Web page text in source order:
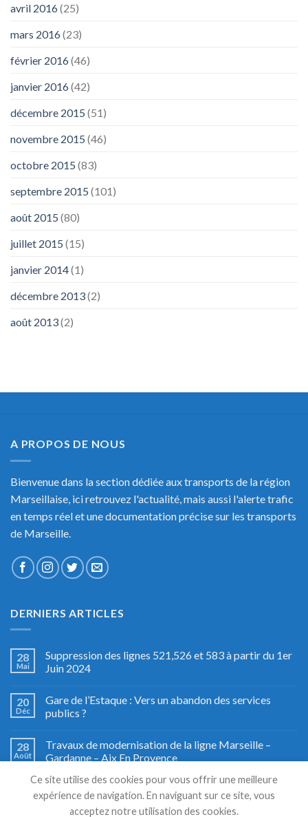
avril 2016(25)
mars 2016(23)
février 2016(46)
janvier 2016(42)
décembre 2015 (51)
novembre 2015 (46)
octobre 2015 (83)
septembre 2015 (101)
août 2015 (80)
juillet 2015 (15)
janvier 2014(1)
décembre 2013(2)
août 2013(2)
A PROPOS DE NOUS
Bienvenue dans la section dédiée aux transports de la région
Marseillaise, ici retrouvez l'actualité, mais aussi l'alerte trafic
en temps réel et une documentation précise sur les transports
de Marseille.
DERNIERS ARTICLES
28
Mai
Suppression des lignes 521,526 et 583 à partir du 1er
Juin 2024
20
Déc
Gare de l’Estaque : Vers un abandon des services
publics ?
28
Août
Travaux de modernisation de la ligne Marseille –
Gardanne – Aix En Provence
Fête du train à Miramas, le grand retour
Ce site utilise des cookies pour vous offrir une meilleure
expérience de navigation. En naviguant sur ce site, vous
acceptez notre utilisation des cookies.